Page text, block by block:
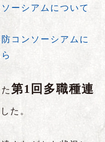
ーシアムについて
コンソーシアムに
第1 回多職種連
た。